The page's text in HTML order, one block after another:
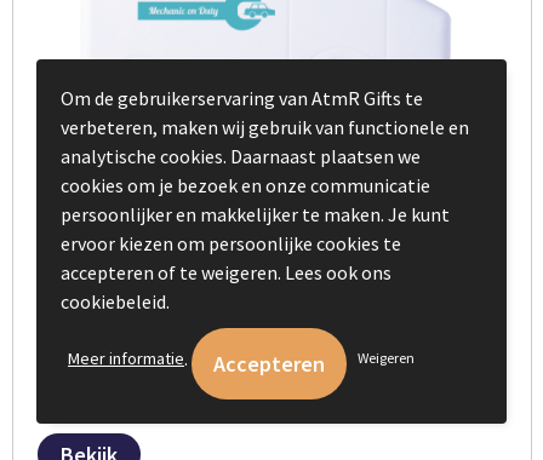
Vrachtwagen mintdispenser met ca. 8 gr.
suikervrije mintjes en ingredienten label
Om de gebruikerservaring van AtmR Gifts te
verbeteren, maken wij gebruik van functionele en
analytische cookies. Daarnaast plaatsen we
cookies om je bezoek en onze communicatie
persoonlijker en makkelijker te maken. Je kunt
ervoor kiezen om persoonlijke cookies te
accepteren of te weigeren. Lees ook ons
cookiebeleid.
Meer informatie. Weigeren